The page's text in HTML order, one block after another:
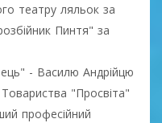
театру ляльок за
Пинтя" за
- Василю Андрійцю
"Просвіта"
професійний